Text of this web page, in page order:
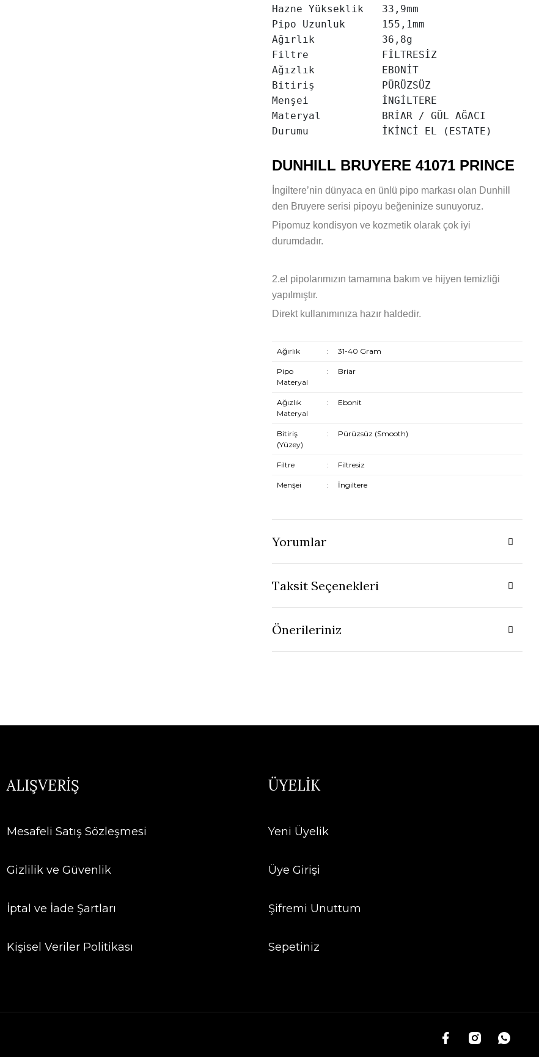
Hazne Yükseklik   33,9mm
Pipo Uzunluk      155,1mm
Ağırlık           36,8g
Filtre            FİLTRESİZ
Ağızlık           EBONİT
Bitiriş           PÜRÜZSÜZ
Menşei            İNGİLTERE
Materyal          BRİAR / GÜL AĞACI
Durumu            İKİNCİ EL (ESTATE)
DUNHILL BRUYERE 41071 PRINCE
İngiltere’nin dünyaca en ünlü pipo markası olan Dunhill
den Bruyere serisi pipoyu beğeninize sunuyoruz.
Pipomuz kondisyon ve kozmetik olarak çok iyi
durumdadır.
2.el pipolarımızın tamamına bakım ve hijyen temizliği
yapılmıştır.
Direkt kullanımınıza hazır haldedir.
Ağırlık : 31-40 Gram
Pipo
Materyal
: Briar
Ağızlık
Materyal
: Ebonit
Bitiriş
(Yüzey)
: Pürüzsüz (Smooth)
Filtre : Filtresiz
Menşei : İngiltere
Yorumlar
Taksit Seçenekleri
Önerileriniz
ALIŞVERİŞ
Mesafeli Satış Sözleşmesi
Gizlilik ve Güvenlik
İptal ve İade Şartları
Kişisel Veriler Politikası
ÜYELİK
Yeni Üyelik
Üye Girişi
Şifremi Unuttum
Sepetiniz